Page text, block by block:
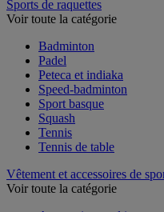
Sports de raquettes
Badminton
Padel
Peteca et indiaka
Speed-badminton
Sport basque
Squash
Tennis
Vêtement et accessoires de sport